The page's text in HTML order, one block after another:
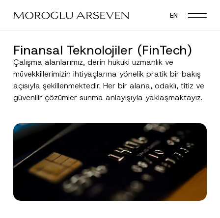
main
EN
Finansal Teknolojiler (FinTech)
Çalışma alanlarımız, derin hukuki uzmanlık ve
müvekkillerimizin ihtiyaçlarına yönelik pratik bir bakış
açısıyla şekillenmektedir. Her bir alana, odaklı, titiz ve
güvenilir çözümler sunma anlayışıyla yaklaşmaktayız.